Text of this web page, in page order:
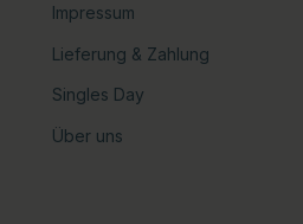
Impressum
Lieferung & Zahlung
Singles Day
Über uns